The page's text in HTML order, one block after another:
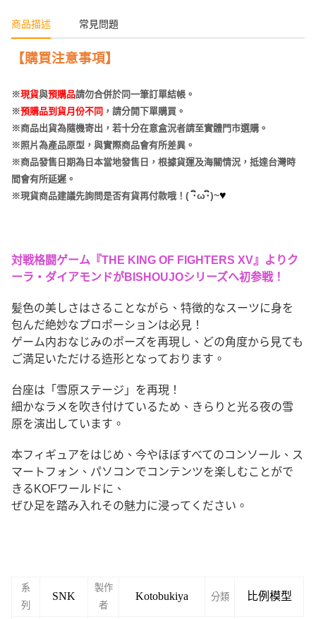
商品描述 常見問題
【購買注意事項】
※現貨與預購品請勿合併於同一筆訂單結帳。
※預購品到貨月份不同 ，請分開下單購買。
※商品出貨為隨機寄出，若十分在意盒況者請至實體門市選購。
※照片為產品原型，與實際商品會有所差異。
※商品發售日期為日本當地發售日，根據貨運及海關情況，抵達台灣時
間會有所延遲。
※現貨商品建議先詢問是否有貨再付款哦！ (･ω･)~♥
対戦格闘ゲーム『THE KING OF FIGHTERS XV』よりク
ーラ・ダイアモンドがBISHOUJOシリーズへ初参戦！
髪色の美しさはさることながら、特徴的なスーツに身を
包んだ絶妙なプロポーションは必見！
ゲーム内おなじみのポーズを再現し、どの角度から見ても
ご満足いただける造形となっております。
台座は「雪原ステージ」を再現！
細かなラメを吹き付けているため、きらりと光る夜の雪
原を演出しています。
本フィギュアをはじめ、今やほぼすべてのコンソール、ス
マートフォン、パソコンでコンテンツを楽しむことがで
きるKOFワールドに、
ぜひ足を踏み入れその魅力に浸ってください。
系
列
SNK
製作
者
Kotobukiya 分類 比例模型